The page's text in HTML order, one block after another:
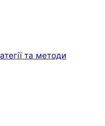
та методи